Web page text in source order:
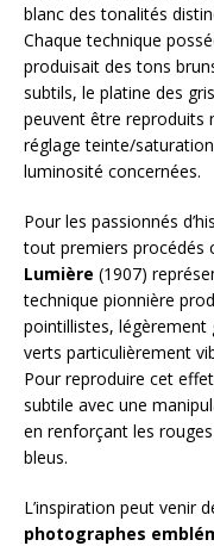
blanc des tonalités
Chaque technique
produisait des tons
subtils, le platine des
peuvent être reproduits
réglage teinte/
luminosité concernées.
Pour les passionnés
tout premiers procédés
Lumière (1907)
technique pionnière
pointillistes, légèrement
verts particulièrement
Pour reproduire cet
subtile avec une
en renforçant les
bleus.
L’inspiration peut venir
photographes